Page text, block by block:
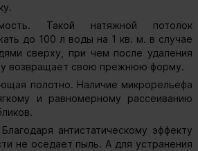
Такой натяжной потолок
до 100 л воды на 1 кв. м. в случае
сверху, при чем после удаления
возвращает свою прежнюю форму.
полотно. Наличие микрорельефа
и равномерному рассеиванию
антистатическому эффекту
не оседает пыль. А для устранения